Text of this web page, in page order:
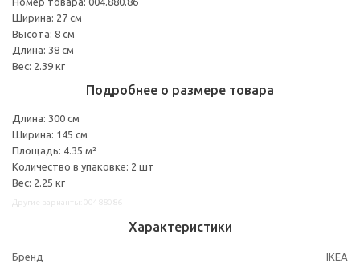
Ширина: 27 см
Высота: 8 см
Длина: 38 см
Вес: 2.39 кг
Подробнее о размере товара
Длина: 300 см
Ширина: 145 см
Площадь: 4.35 м²
Количество в упаковке: 2 шт
Вес: 2.25 кг
Характеристики
Бренд
IKEA